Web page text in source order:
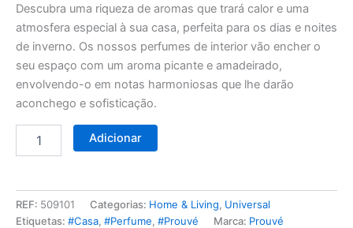
Descubra uma riqueza de aromas que trará calor e uma
atmosfera especial à sua casa, perfeita para os dias e noites
de inverno. Os nossos perfumes de interior vão encher o
seu espaço com um aroma picante e amadeirado,
envolvendo-o em notas harmoniosas que lhe darão
aconchego e sofisticação.
Adicionar
REF: 509101 Categorias: Home & Living, Universal
Etiquetas: #Casa, #Perfume, #Prouvé Marca: Prouvé